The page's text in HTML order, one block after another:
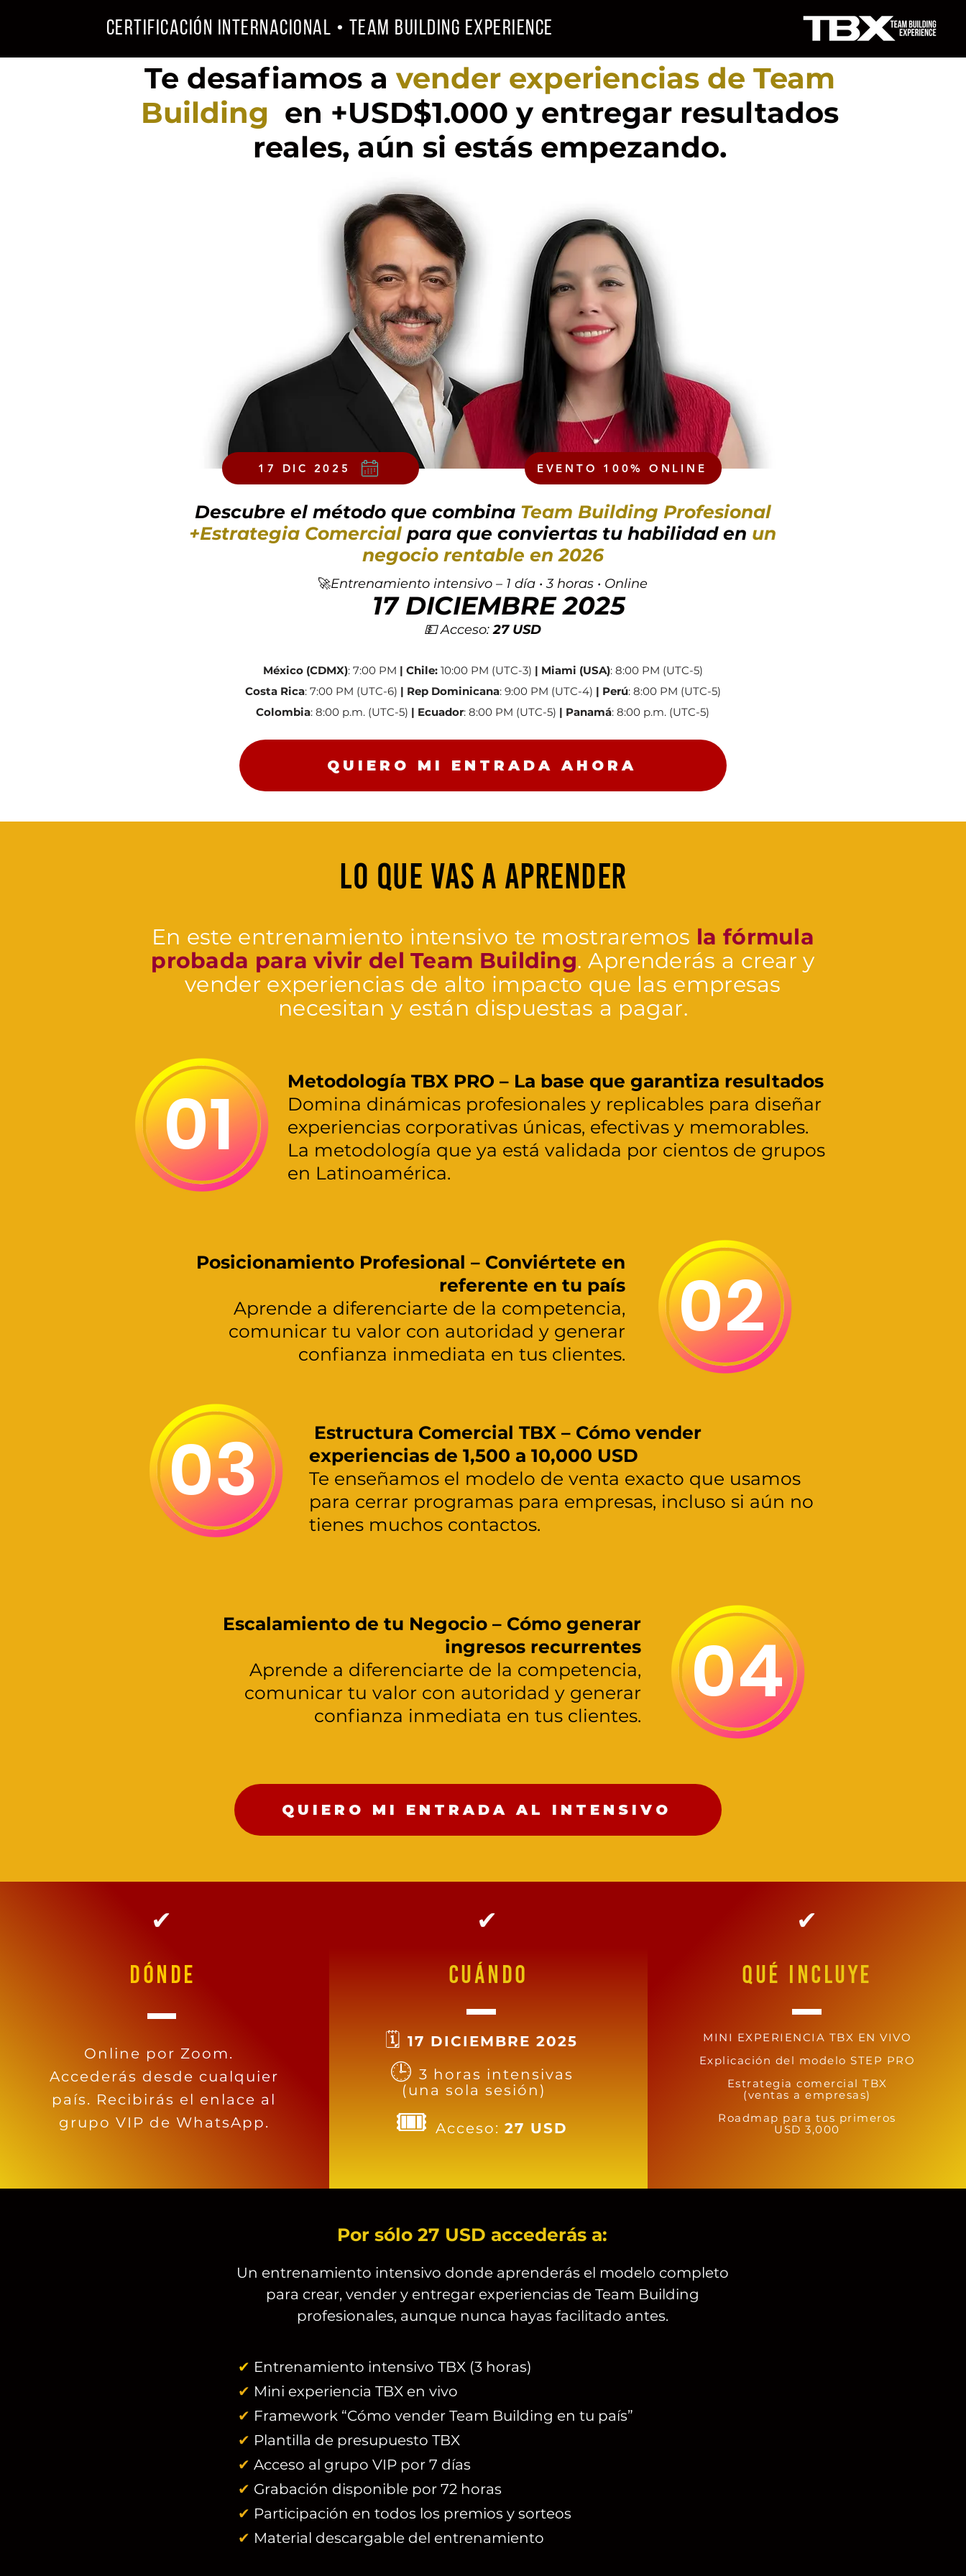
Certificación Internacional • Team Building Experience
Te desafiamos avender experiencias de Team
Building en +USD$1.000 y entregar resultados
reales, aún si estás empezando.
17 DIC 2025 EVENTO 100% ONLINE
Descubre el método que combina Team Building Profesional
+Estrategia Comercial para que conviertas tu habilidad en un
negocio rentable en 2026
🚀Entrenamiento intensivo – 1 día • 3 horas • Online
17 DICIEMBRE 2025
💵 Acceso:27 USD
México (CDMX): 7:00 PM | Chile:10:00 PM (UTC-3) | Miami (USA): 8:00 PM (UTC-5)
Costa Rica: 7:00 PM (UTC-6) | Rep Dominicana: 9:00 PM (UTC-4) | Perú: 8:00 PM (UTC-5)
Colombia: 8:00 p.m. (UTC-5) | Ecuador: 8:00 PM (UTC-5) | Panamá: 8:00 p.m. (UTC-5)
QUIERO MI ENTRADA AHORA
Lo que vas a aprender
En este entrenamiento intensivo te mostraremos la fórmula
probada para vivir del Team Building. Aprenderás a crear y
vender experiencias de alto impacto que las empresas
necesitan y están dispuestas a pagar.
01
Metodología TBX PRO – La base que garantiza resultados
Domina dinámicas profesionales y replicables para diseñar
experiencias corporativas únicas, efectivas y memorables.
La metodología que ya está validada por cientos de grupos
en Latinoamérica.
Posicionamiento Profesional – Conviértete en
referente en tu país
Aprende a diferenciarte de la competencia,
comunicar tu valor con autoridad y generar
confianza inmediata en tus clientes.
02
03
Estructura Comercial TBX – Cómo vender
experiencias de 1,500 a 10,000 USD
Te enseñamos el modelo de venta exacto que usamos
para cerrar programas para empresas, incluso si aún no
tienes muchos contactos.
Escalamiento de tu Negocio – Cómo generar
ingresos recurrentes
Aprende a diferenciarte de la competencia,
comunicar tu valor con autoridad y generar
confianza inmediata en tus clientes.
04
QUIERO MI ENTRADA AL INTENSIVO
✔
DÓNDE
Online por Zoom.
Accederás desde cualquier
país. Recibirás el enlace al
grupo VIP de WhatsApp.
✔
CUÁNDO
🗓️ 17 DICIEMBRE 2025
🕒 3 horas intensivas
(una sola sesión)
🎟 Acceso:27 USD
✔
QUÉ INCLUYE
MINI EXPERIENCIA TBX EN VIVO
Explicación del modelo STEP PRO
Estrategia comercial TBX
(ventas a empresas)
Roadmap para tus primeros
USD 3,000
Por sólo 27 USD accederás a:
Un entrenamiento intensivo donde aprenderás el modelo completo
para crear, vender y entregar experiencias de Team Building
profesionales, aunque nunca hayas facilitado antes.
✔ Entrenamiento intensivo TBX (3 horas)
✔ Mini experiencia TBX en vivo
✔ Framework “Cómo vender Team Building en tu país”
✔ Plantilla de presupuesto TBX
✔ Acceso al grupo VIP por 7 días
✔ Grabación disponible por 72 horas
✔ Participación en todos los premios y sorteos
✔ Material descargable del entrenamiento